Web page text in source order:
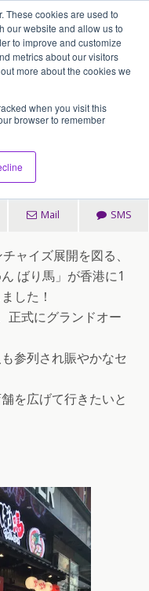
These cookies are used to
our website and allow us to
to improve and customize
metrics about our visitors
more about the cookies we
when you visit this
browser to remember
アセンティア・ホールディングス(AssentiaHoldings)
ばり馬」香
した！
Mail SMS
ャイズ展開を図る、
ばり馬」が香港に1
した！
正式にグランドオー
参列され賑やかなセ
を広げて行きたいと